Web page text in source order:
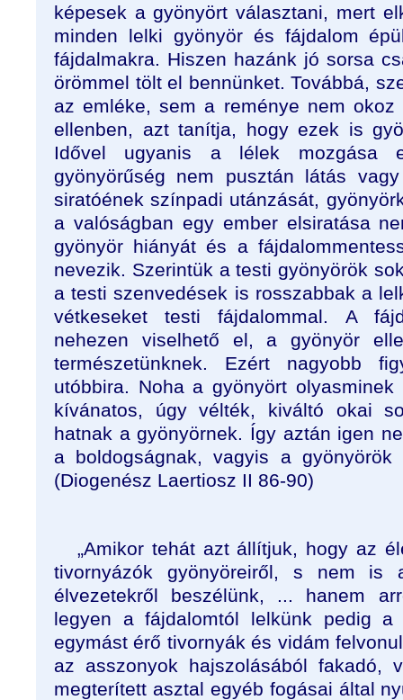
képesek a gyönyört választani, mert
minden lelki gyönyör és fájdalom
fájdalmakra. Hiszen hazánk jó sorsa
örömmel tölt el ben­nünket. Továbbá,
az emléke, sem a reménye nem okoz
ellenben, azt tanítja, hogy ezek is
Idővel ugyanis a lélek mozgása
gyönyörűség nem pusztán látás
siratóének szín­padi utánzását,
a valóságban egy ember elsiratása
gyönyör hiányát és a
nevezik. Szerintük atesti gyönyörök
a testi szenvedések is rosszabbak a
vétkeseket testi fájdalommal. A
nehezen viselhető el, a gyö­nyör
természetünknek. Ezért nagyobb
utóbbira. Noha a gyönyört
kívánatos, úgy vélték, kiváltó okai
hatnak a gyönyörnek. Így aztán igen
a boldogságnak, vagyis a gyönyörök
(Diogenész Laertiosz II 86-90)
„Amikor tehát azt állítjuk, hogy az
tivornyázók gyönyöreiről, s nem is
élvezetekről beszélünk, ... hanem
legyen a fájdalomtól lelkünk pedig
egymást érő tivornyák és vidám
az asszonyok hajszolásából
megterített asztal egyéb fogásai által